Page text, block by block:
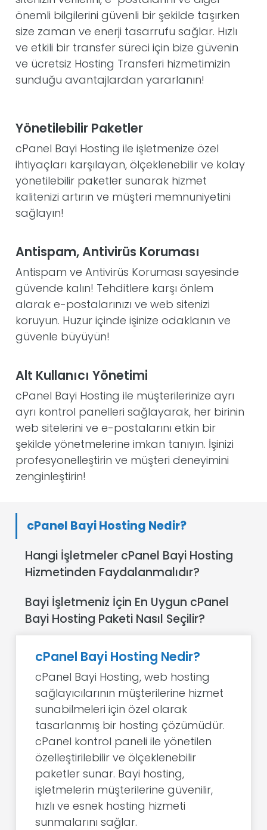
önemli bilgilerini güvenli bir şekilde taşırken
size zaman ve enerji tasarrufu sağlar. Hızlı
ve etkili bir transfer süreci için bize güvenin
ve ücretsiz Hosting Transferi hizmetimizin
sunduğu avantajlardan yararlanın!
Yönetilebilir Paketler
cPanel Bayi Hosting ile işletmenize özel
ihtiyaçları karşılayan, ölçeklenebilir ve kolay
yönetilebilir paketler sunarak hizmet
kalitenizi artırın ve müşteri memnuniyetini
sağlayın!
Antispam, Antivirüs Koruması
Antispam ve Antivirüs Koruması sayesinde
güvende kalın! Tehditlere karşı önlem
alarak e-postalarınızı ve web sitenizi
koruyun. Huzur içinde işinize odaklanın ve
güvenle büyüyün!
Alt Kullanıcı Yönetimi
cPanel Bayi Hosting ile müşterilerinize ayrı
ayrı kontrol panelleri sağlayarak, her birinin
web sitelerini ve e-postalarını etkin bir
şekilde yönetmelerine imkan tanıyın. İşinizi
profesyonelleştirin ve müşteri deneyimini
zenginleştirin!
cPanel Bayi Hosting Nedir?
Hangi İşletmeler cPanel Bayi Hosting
Hizmetinden Faydalanmalıdır?
Bayi İşletmeniz İçin En Uygun cPanel
Bayi Hosting Paketi Nasıl Seçilir?
cPanel Bayi Hosting Nedir?
cPanel Bayi Hosting, web hosting
sağlayıcılarının müşterilerine hizmet
sunabilmeleri için özel olarak
tasarlanmış bir hosting çözümüdür.
cPanel kontrol paneli ile yönetilen
özelleştirilebilir ve ölçeklenebilir
paketler sunar. Bayi hosting,
işletmelerin müşterilerine güvenilir,
hızlı ve esnek hosting hizmeti
sunmalarını sağlar.